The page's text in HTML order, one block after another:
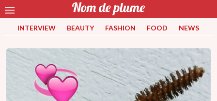
INTERVIEW BEAUTY FASHION FOOD NEWS